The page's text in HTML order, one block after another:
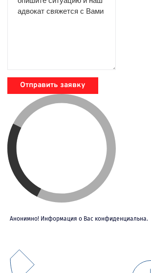
Отправить заявку
Анонимно! Информация о Вас конфиденциальна.